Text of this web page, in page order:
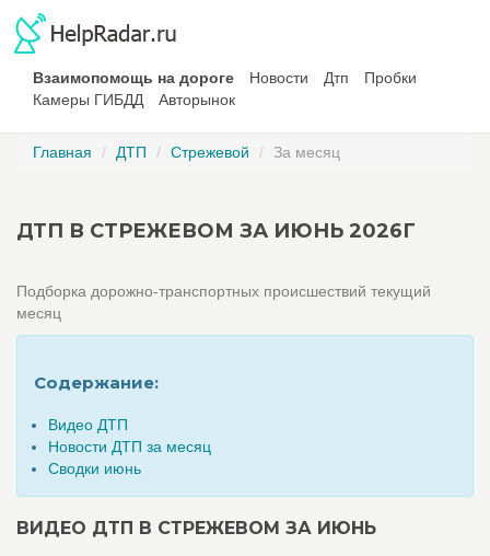
Взаимопомощь на дороге Новости Дтп
Пробки
Камеры ГИБДД
Авторынок
Главная ДТП Стрежевой За месяц
ДТП В СТРЕЖЕВОМ ЗА ИЮНЬ 2026Г
Подборка дорожно-транспортных происшествий текущий
месяц
Содержание:
Видео ДТП
Новости ДТП за месяц
Сводки июнь
ВИДЕО ДТП В СТРЕЖЕВОМ ЗА ИЮНЬ